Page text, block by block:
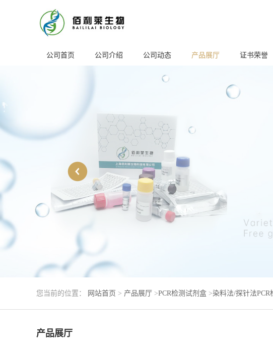
公司首页 公司介绍 公司动态 产品展厅 证书荣誉
您当前的位置： 网站首页 > 产品展厅 >PCR检测试剂盒 >染料法/探针法PCR
产品展厅